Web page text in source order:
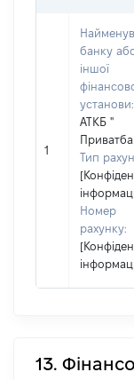
1
банку
іншої
установи:
АТКБ "
Тип
Номер
рахунку:
13.